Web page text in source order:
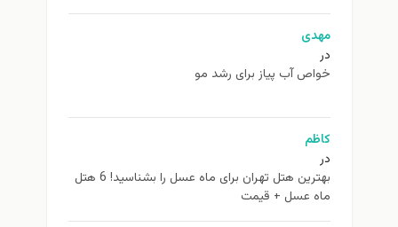
مهدی
در
خواص آب پیاز برای رشد مو
کاظم
در
بهترین هتل تهران برای ماه عسل را بشناسید! 6 هتل
ماه عسل + قیمت